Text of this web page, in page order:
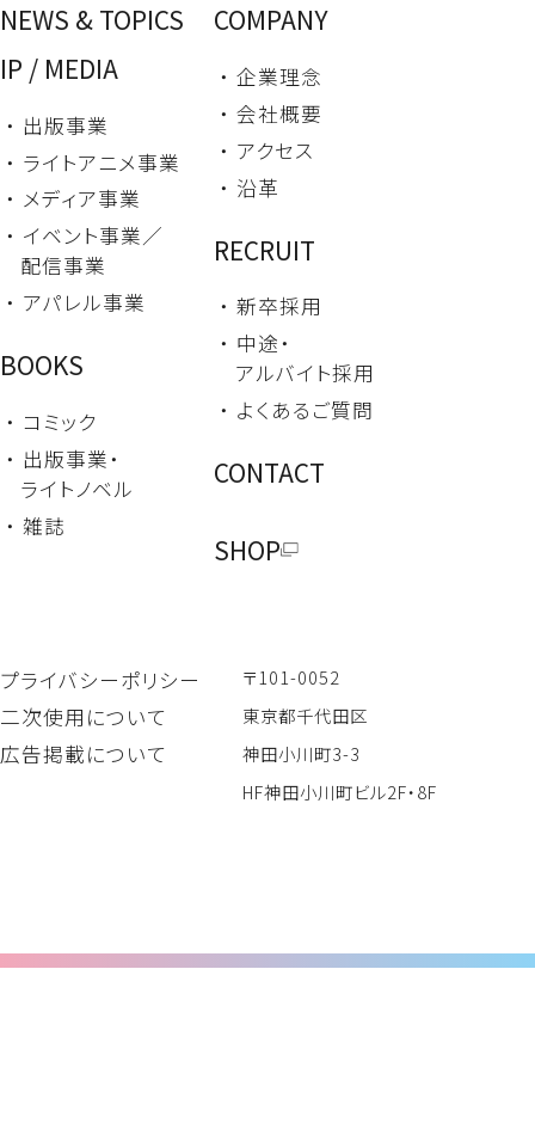
プライバシーポリシー
二次使用について
広告掲載について
〒101-0052
東京都千代田区
神田小川町3-3
HF神田小川町ビル2F・8F
NEWS & TOPICS
IP / MEDIA
・ 出版事業
・ ライトアニメ事業
・ メディア事業
・ イベント事業／
配信事業
・ アパレル事業
BOOKS
・ コミック
・ 出版事業・
ライトノベル
・ 雑誌
COMPANY
・ 企業理念
・ 会社概要
・ アクセス
・ 沿革
RECRUIT
・ 新卒採用
・ 中途・
アルバイト採用
・ よくあるご質問
CONTACT
SHOP